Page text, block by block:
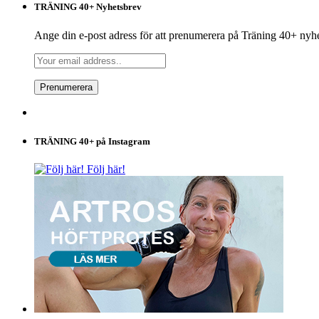
TRÄNING 40+ Nyhetsbrev
Ange din e-post adress för att prenumerera på Träning 40+
TRÄNING 40+ på Instagram
Följ här!